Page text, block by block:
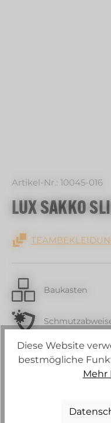
Artikel-Nr.: 10045-016
LUX SAKKO
Baukasten
Diese Website
bestmögliche
Mehr